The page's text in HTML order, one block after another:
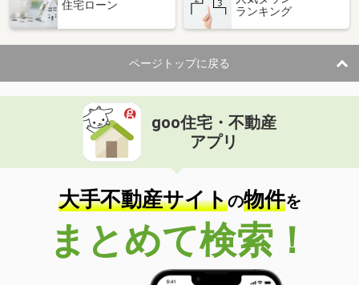
住宅ローン
ランキング
ページトップに戻る
goo住宅・不動産
アプリ
大手不動産サイトの物件を
まとめて検索！